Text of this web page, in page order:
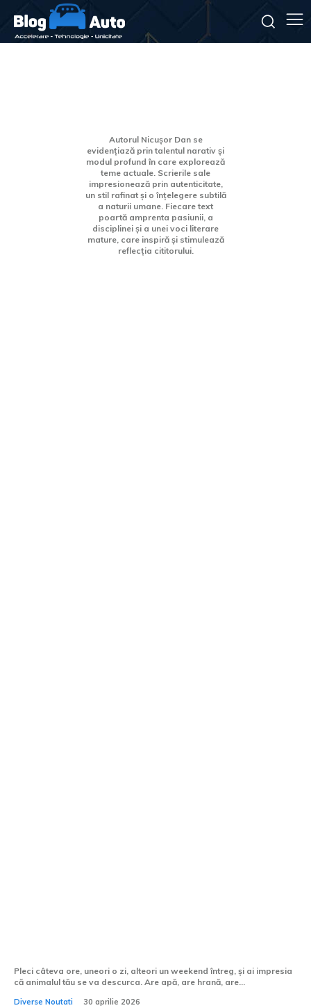
Autorul Nicușor Dan se
evidențiază prin talentul narativ și
modul profund în care explorează
teme actuale. Scrierile sale
impresionează prin autenticitate,
un stil rafinat și o înțelegere subtilă
a naturii umane. Fiecare text
poartă amprenta pasiunii, a
disciplinei și a unei voci literare
mature, care inspiră și stimulează
reflecția cititorului.
Pleci câteva ore, uneori o zi, alteori un weekend întreg, și ai impresia
că animalul tău se va descurca. Are apă, are hrană, are...
Diverse Noutati 30 aprilie 2026